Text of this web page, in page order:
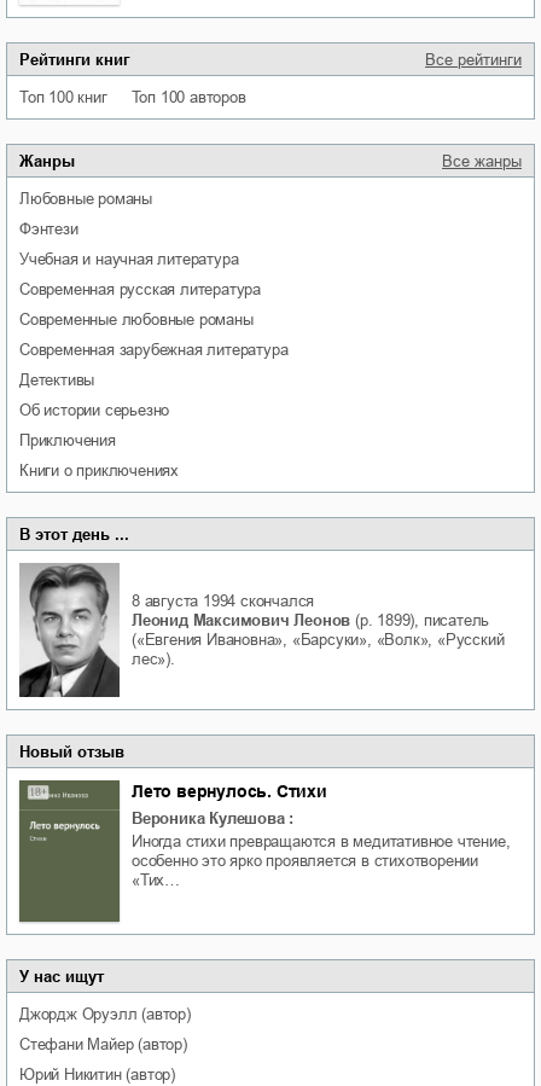
Рейтинги книг Все рейтинги
Топ 100 книг Топ 100 авторов
Жанры Все жанры
любовные романы
фэнтези
учебная и научная литература
современная русская литература
современные любовные романы
современная зарубежная литература
детективы
об истории серьезно
приключения
книги о приключениях
В этот день ...
8 августа 1994 скончался
Леонид Максимович Леонов (р. 1899), писатель
(«Евгения Ивановна», «Барсуки», «Волк», «Русский
лес»).
Новый отзыв
Лето вернулось. Стихи
Вероника Кулешова :
Иногда стихи превращаются в медитативное чтение,
особенно это ярко проявляется в стихотворении
«Тих…
У нас ищут
Джордж Оруэлл (автор)
Стефани Майер(автор)
Юрий Никитин(автор)